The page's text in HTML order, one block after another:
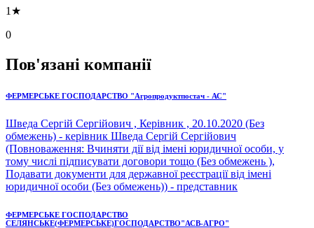
1★
0
Пов'язані компанії
ФЕРМЕРСЬКЕ ГОСПОДАРСТВО "Агропродуктпостач - АС"
Шведа Сергій Сергійович , Керівник , 20.10.2020 (Без
обмежень) - керівник Шведа Сергій Сергійович
(Повноваження: Вчиняти дії від імені юридичної особи, у
тому числі підписувати договори тощо (Без обмежень ),
Подавати документи для державної реєстрації від імені
юридичної особи (Без обмежень)) - представник
ФЕРМЕРСЬКЕ ГОСПОДАРСТВО
СЕЛЯНСЬКЕ(ФЕРМЕРСЬКЕ)ГОСПОДАРСТВО"АСВ-АГРО"